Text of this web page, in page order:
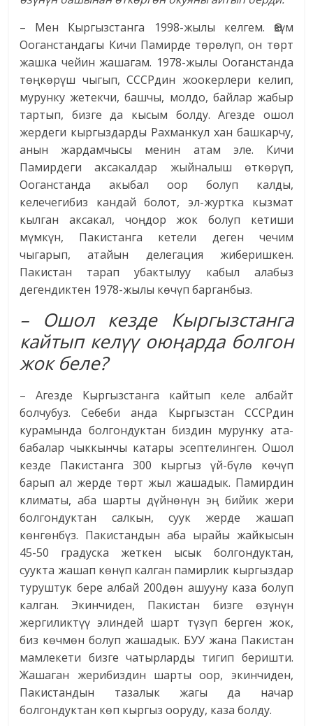
– Мен Кыргызстанга 1998-жылы келгем. Өзүм
Ооганстандагы Кичи Памирде төрөлүп, он төрт
жашка чейин жашагам. 1978-жылы Ооганстанда
төңкөрүш чыгып, СССРдин жоокерлери келип,
мурунку жетекчи, башчы, молдо, байлар жабыр
тартып, бизге да кысым болду. Агезде ошол
жердеги кыргыздарды Рахманкул хан башкарчу,
анын жардамчысы менин атам эле. Кичи
Памирдеги аксакалдар жыйналыш өткөрүп,
Ооганстанда акыбал оор болуп калды,
келечегибиз кандай болот, эл-журтка кызмат
кылган аксакал, чоңдор жок болуп кетиши
мүмкүн, Пакистанга кетели деген чечим
чыгарып, атайын делегация жиберишкен.
Пакистан тарап убактылуу кабыл алабыз
дегендиктен 1978-жылы көчүп барганбыз.
– Ошол кезде Кыргызстанга
кайтып келүү оюңарда болгон
жок беле?
– Агезде Кыргызстанга кайтып келе албайт
болчубуз. Себеби анда Кыргызстан СССРдин
курамында болгондуктан биздин мурунку ата-
бабалар чыккынчы катары эсептелинген. Ошол
кезде Пакистанга 300 кыргыз үй-бүлө көчүп
барып ал жерде төрт жыл жашадык. Памирдин
климаты, аба шарты дүйнөнүн эң бийик жери
болгондуктан салкын, суук жерде жашап
көнгөнбүз. Пакистандын аба ырайы жайкысын
45-50 градуска жеткен ысык болгондуктан,
суукта жашап көнүп калган памирлик кыргыздар
туруштук бере албай 200дөн ашууну каза болуп
калган. Экинчиден, Пакистан бизге өзүнүн
жергиликтүү элиндей шарт түзүп берген жок,
биз көчмөн болуп жашадык. БУУ жана Пакистан
мамлекети бизге чатырларды тигип беришти.
Жашаган жерибиздин шарты оор, экинчиден,
Пакистандын тазалык жагы да начар
болгондуктан көп кыргыз ооруду, каза болду.